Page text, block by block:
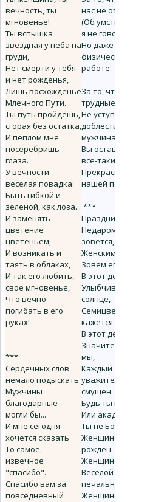
вечность, ты
мгновенье!
Ты вспышка
звездная у неба на
груди,
Нет смерти у тебя
и нет рожденья,
Лишь восхожденье
Млечного Пути.
Ты путь пройдешь,
сгорая без остатка,
И пеплом мне
посеребришь
глаза.
У вечности
веселая повадка:
Быть гибкой и
зеленой, как лоза...
И заменять
цветение
цветеньем,
И возникать и
таять в облаках,
И так его любить,
свое мгновенье,
Что вечно
погибать в его
руках!
***
Сердечных слов
немало подыскать
Мужчины
благодарные
могли бы...
И мне сегодня
хочется сказать
То самое,
извечное
"спасибо".
Спасибо вам за
повседневный
нас не отстаете
(Об умственной уж
я не говорю),
Но даже и в
физической
работе.
За то, что даже в
трудные года,
Не уступая в
доблести
мужчинам,
Вы оставались
все-таки всегда
Прекраснейшею
нашей половиной!
***
Праздником
Недаром он
зовется,
Женским днем
Зовем его не зря:
В этот день -
Улыбчивее
солнце,
Семицветной
кажется заря.
В этот день
Значительнее все
мы,
Каждый
уважительно
смущен.
Будь ты маршал
Или академик,
Ты не Богом -
Женщиной
рожден.
Женщиной
Веселой и
печальной.
Женщиной